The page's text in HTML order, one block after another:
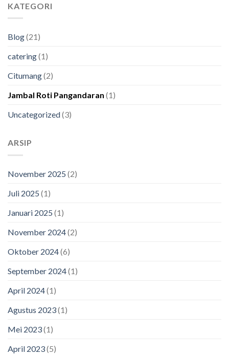
KATEGORI
Blog(21)
catering(1)
Citumang(2)
Jambal Roti Pangandaran (1)
Uncategorized(3)
ARSIP
November 2025 (2)
Juli 2025 (1)
Januari 2025 (1)
November 2024(2)
Oktober 2024(6)
September 2024(1)
April 2024(1)
Agustus 2023(1)
Mei 2023(1)
April 2023(5)